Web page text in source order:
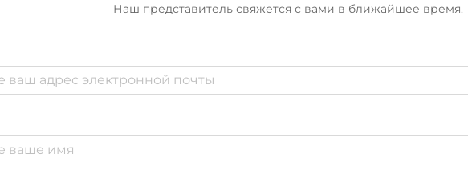
Наш представитель свяжется с вами в ближайшее время.